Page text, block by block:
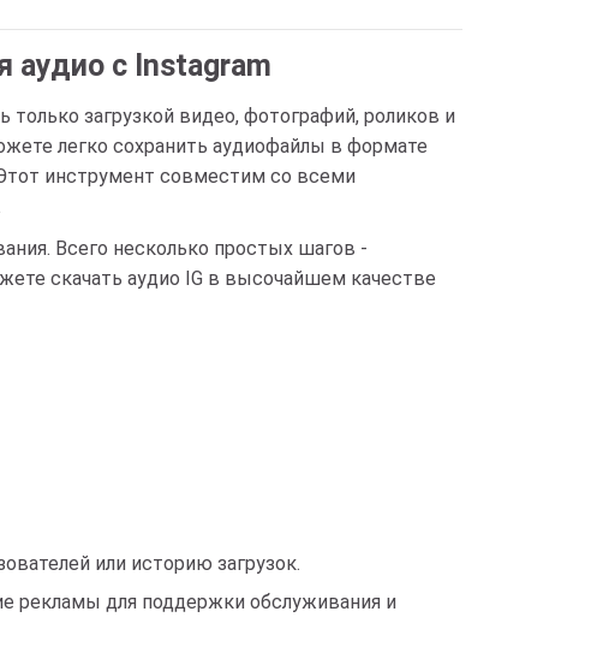
аудио с Instagram
только загрузкой видео, фотографий, роликов и
легко сохранить аудиофайлы в формате
инструмент совместим со всеми
Всего несколько простых шагов -
скачать аудио IG в высочайшем качестве
или историю загрузок.
рекламы для поддержки обслуживания и